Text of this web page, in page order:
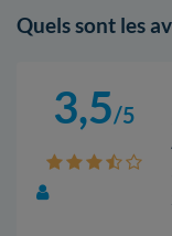
Quels sont les
3,5/5